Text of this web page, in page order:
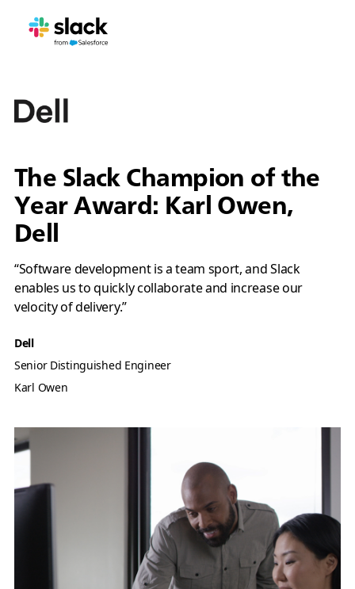
The Slack Champion of the
Year Award: Karl Owen,
Dell
“Software development is a team sport, and Slack
enables us to quickly collaborate and increase our
velocity of delivery.”
Dell
Senior Distinguished Engineer
Karl Owen